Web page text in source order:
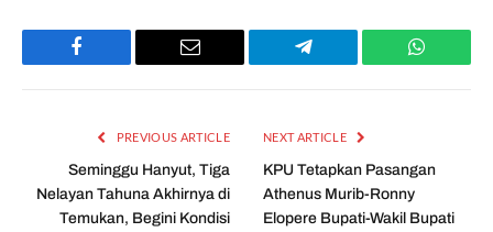
Facebook Email Telegram
PREVIOUS ARTICLE
Seminggu Hanyut, Tiga
Nelayan Tahuna Akhirnya di
Temukan, Begini Kondisi
NEXT ARTICLE
KPU Tetapkan Pasangan
Athenus Murib-Ronny
Elopere Bupati-Wakil Bupati